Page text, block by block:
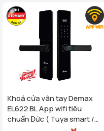
Khoá cửa vân tay Demax
EL622 BL App wifi tiêu
chuẩn Đức ( Tuya smart /